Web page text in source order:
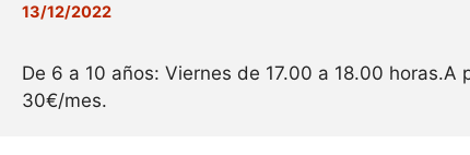
13/12/2022
De 6 a 10 años: Viernes de 17.00 a 18.00
30€/mes.